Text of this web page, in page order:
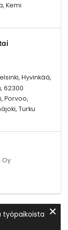
Kemi
Hyvinkää,
62300
Porvoo,
Turku
Oy
työpaikoista ✕